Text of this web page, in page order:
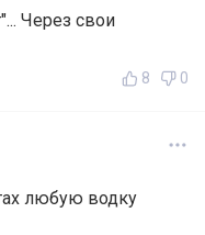
Через свои
8 0
любую водку